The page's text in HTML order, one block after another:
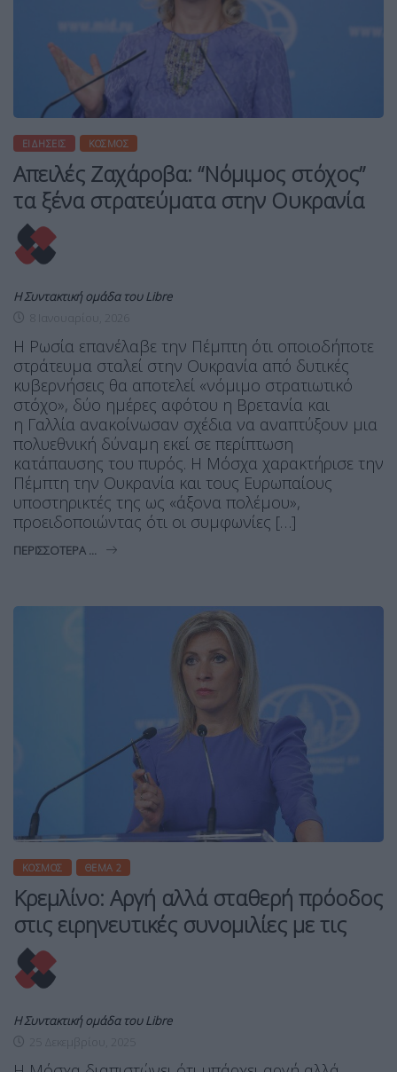
ΕΙΔΉΣΕΙΣ ΚΌΣΜΟΣ
Απειλές Ζαχάροβα: “Νόμιμος στόχος”
τα ξένα στρατεύματα στην Ουκρανία
Η Συντακτική ομάδα του Libre
Η Ρωσία επανέλαβε την Πέμπτη ότι οποιοδήποτε
στράτευμα σταλεί στην Ουκρανία από δυτικές
κυβερνήσεις θα αποτελεί «νόμιμο στρατιωτικό
στόχο», δύο ημέρες αφότου η Βρετανία και
η Γαλλία ανακοίνωσαν σχέδια να αναπτύξουν μια
πολυεθνική δύναμη εκεί σε περίπτωση
κατάπαυσης του πυρός. Η Μόσχα χαρακτήρισε την
Πέμπτη την Ουκρανία και τους Ευρωπαίους
υποστηρικτές της ως «άξονα πολέμου»,
προειδοποιώντας ότι οι συμφωνίες […]
ΠΕΡΙΣΣΌΤΕΡΑ ...
ΚΌΣΜΟΣ ΘΈΜΑ 2
Κρεμλίνο: Αργή αλλά σταθερή πρόοδος
στις ειρηνευτικές συνομιλίες με τις
Η Συντακτική ομάδα του Libre